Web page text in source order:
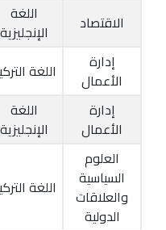
الاقتصاد
اللغة
الإنجليزية
إدارة
الأعمال
اللغة
إدارة
الأعمال
اللغة
الإنجليزية
العلوم
السياسية
والعلاقات
الدولية
اللغة